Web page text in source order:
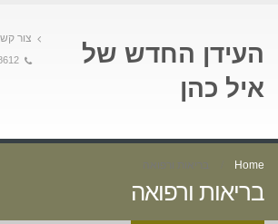
העידן החדש של
איל כהן
צור
Home בריאות ורפואה
בריאות ורפואה